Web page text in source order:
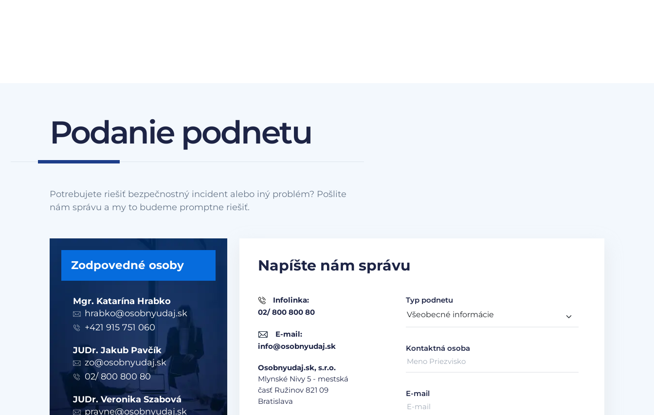
Podanie podnetu
Potrebujete riešiť bezpečnostný incident alebo iný problém? Pošlite
Zodpovedné osoby
Mgr. Katarína Hrabko
hrabko@osobnyudaj.sk
+421 915 751 060
JUDr. Jakub Pavčík
zo@osobnyudaj.sk
02/ 800 800 80
JUDr. Veronika Szabová
pravne@osobnyudaj.sk
Napíšte nám správu
Infolinka:
02/ 800 800 80
E-mail:
info@osobnyudaj.sk
Osobnyudaj.sk, s.r.o.
Mlynské Nivy 5 - mestská
časť Ružinov 821 09
Bratislava
Typ podnetu
Kontaktná osoba
E-mail